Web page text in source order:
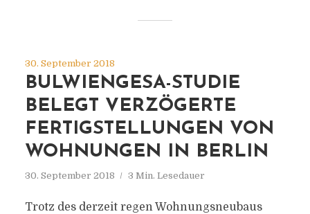
30. September 2018
BULWIENGESA-STUDIE
BELEGT VERZÖGERTE
FERTIGSTELLUNGEN VON
WOHNUNGEN IN BERLIN
30. September 2018 3 Min. Lesedauer
Trotz des derzeit regen Wohnungsneubaus